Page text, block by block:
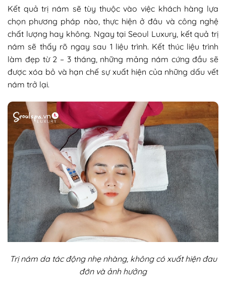
Kết quả trị nám sẽ tùy thuộc vào việc khách hàng lựa
chọn phương pháp nào, thực hiện ở đâu và công nghệ
chất lượng hay không. Ngay tại Seoul Luxury, kết quả trị
nám sẽ thấy rõ ngay sau 1 liệu trình. Kết thúc liệu trình
làm đẹp từ 2 – 3 tháng, những mảng nám cứng đầu sẽ
được xóa bỏ và hạn chế sự xuất hiện của những dấu vết
nám trở lại.
Trị nám da tác động nhẹ nhàng, không có xuất hiện đau
đớn và ảnh hưởng